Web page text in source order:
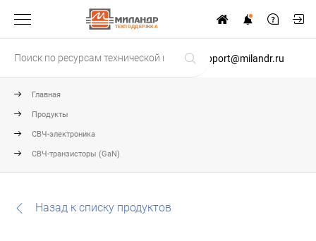
ТЕХПОДДЕРЖКА
support@milandr.ru
Главная
Продукты
СВЧ-электроника
СВЧ-транзисторы (GaN)
Назад к списку продуктов